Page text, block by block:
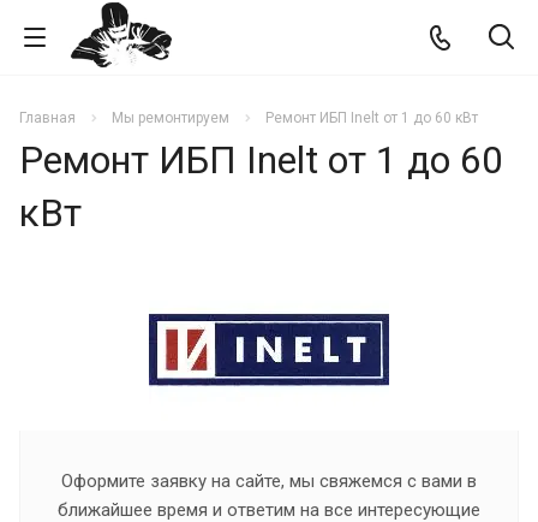
Главная Мы ремонтируем Ремонт ИБП Inelt от 1 до 60 кВт
Ремонт ИБП Inelt от 1 до 60
кВт
Оформите заявку на сайте, мы свяжемся с вами в
ближайшее время и ответим на все интересующие